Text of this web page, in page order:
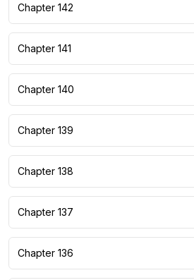
Chapter 142
Chapter 141
Chapter 140
Chapter 139
Chapter 138
Chapter 137
Chapter 136